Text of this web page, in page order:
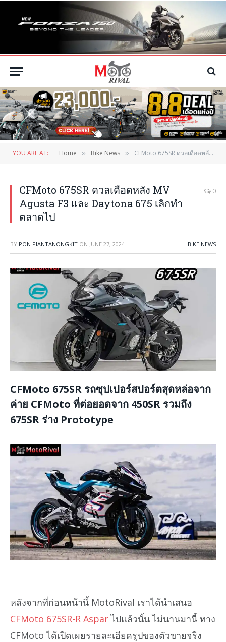
YOU ARE AT: Home » Bike News » CFMoto 675SR ดวลเดือดหลัง MV Agusta F3 และ Daytona 675 เลิกทำตลาดไป
CFMoto 675SR ดวลเดือดหลัง MV
Agusta F3 และ Daytona 675 เลิกทำ
ตลาดไป
0
BY PON PIANTANONGKIT ON JUNE 27, 2024 BIKE NEWS
CFMoto 675SR รถซุปเปอร์สปอร์ตสุดหล่อจาก
ค่าย CFMoto ที่ต่อยอดจาก 450SR รวมถึง
675SR ร่าง Prototype
หลังจากที่ก่อนหน้านี้ MotoRival เราได้นำเสนอ
CFMoto 675SR-R Asparไปแล้วนั้น ไม่นานมานี้ ทาง
CFMoto ได้เปิดเผยรายละเอียดรูปของตัวขายจริง